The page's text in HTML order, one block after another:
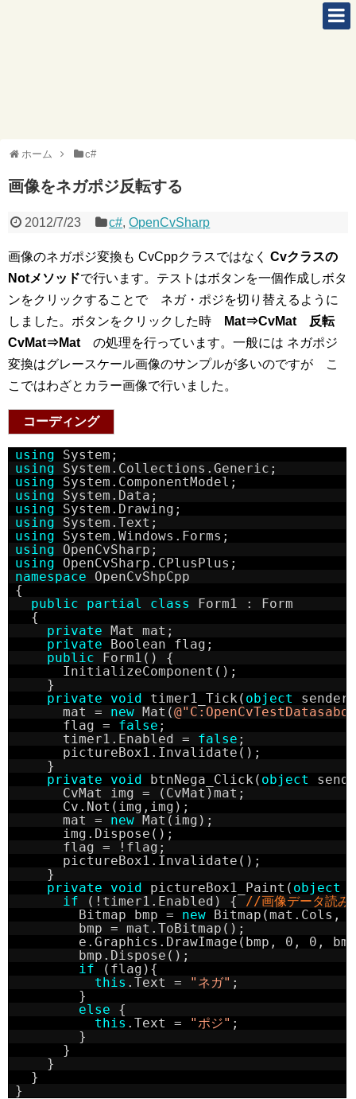
ホーム c#
画像をネガポジ反転する
2012/7/23 c#,OpenCvSharp
画像のネガポジ変換も CvCppクラスではなく Cvクラスの
Notメソッドで行います。テストはボタンを一個作成しボタ
ンをクリックすることで ネガ・ポジを切り替えるように
しました。ボタンをクリックした時
Mat⇒CvMat 反転
CvMat⇒Mat の処理を行っています。一般には ネガポジ
変換はグレースケール画像のサンプルが多いのですが こ
こではわざとカラー画像で行いました。
コーディング
using
System;
using
System.Collections.Generic;
using
System.ComponentModel;
using
System.Data;
using
System.Drawing;
using
System.Text;
using
System.Windows.Forms;
using
OpenCvSharp;
using
OpenCvSharp.CPlusPlus;
namespace
OpenCvShpCpp
{
public
partial class
Form1 : Form
{
private Mat mat;
private
Boolean flag;
public
Form1() {
InitializeComponent();
}
private
void timer1_Tick( object
mat = new Mat(
flag = false ;
timer1.Enabled = false ;
pictureBox1.Invalidate();
}
private
void btnNega_Click( object
CvMat img = (CvMat)mat;
Cv.Not(img,img);
mat = new Mat(img);
img.Dispose();
flag = !flag;
pictureBox1.Invalidate();
}
private
void pictureBox1_Paint( object
if
(!timer1.Enabled) { //画像データ読み
Bitmap bmp = new Bitmap(mat.Cols,
bmp = mat.ToBitmap();
e.Graphics.DrawImage(bmp, 0, 0,
bmp.Dispose();
if
(flag){
this .Text = "ネガ" ;
}
else
{
this .Text = "ポジ" ;
}
}
}
}
}